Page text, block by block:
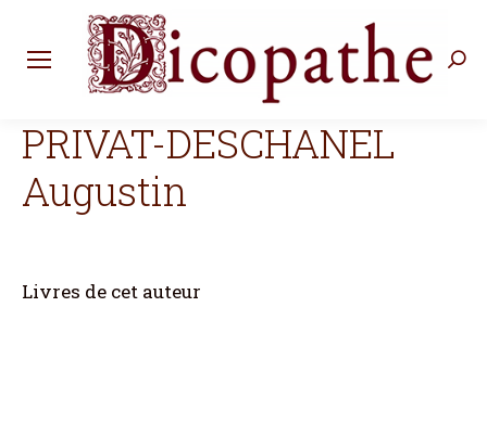
PRIVAT-DESCHANEL
Augustin
Livres de cet auteur